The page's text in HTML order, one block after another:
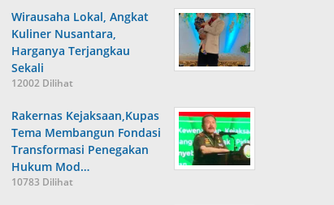
Wirausaha Lokal, Angkat
Kuliner Nusantara,
Harganya Terjangkau
Sekali
12002 Dilihat
Rakernas Kejaksaan,Kupas
Tema Membangun Fondasi
Transformasi Penegakan
Hukum Mod…
10783 Dilihat